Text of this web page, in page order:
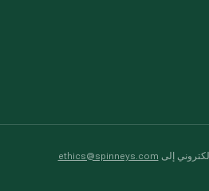
إلى ethics@spinneys.com